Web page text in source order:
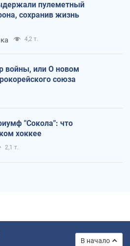
пулеметный
сохранив жизнь
4,2 т.
войны, или О новом
союза
"Сокола": что
хоккее
2,1 т.
В начало